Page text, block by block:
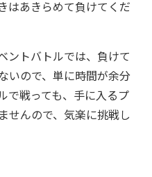
はあきらめて負けてくだ
ントバトルでは、負けて
いので、単に時間が余分
で戦っても、手に入るプ
せんので、気楽に挑戦し